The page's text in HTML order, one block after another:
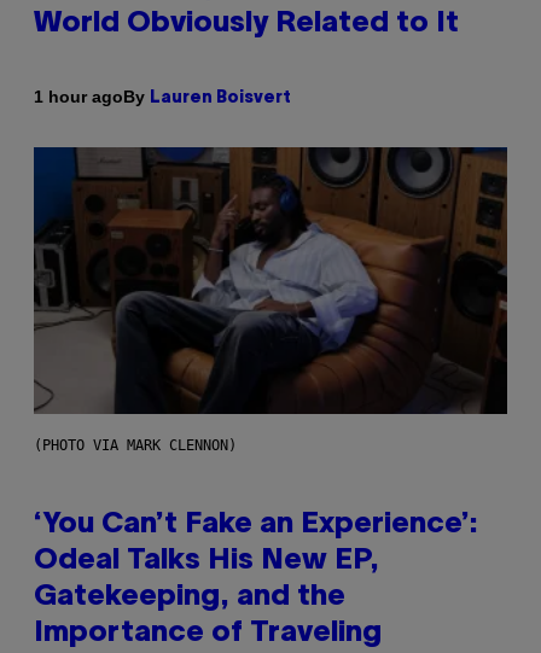
World Obviously Related to It
1 hour agoBy Lauren Boisvert
(PHOTO VIA MARK CLENNON)
‘You Can’t Fake an Experience’:
Odeal Talks His New EP,
Gatekeeping, and the
Importance of Traveling